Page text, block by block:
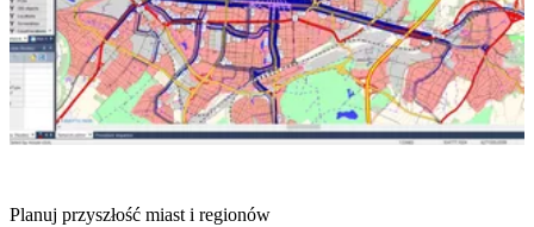
Planuj przyszłość miast i regionów